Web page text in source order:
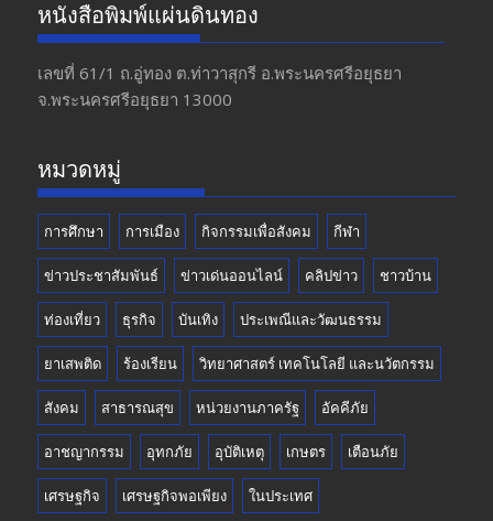
b
o
o
gr
a
m
er T
u
b
หนังสือพิมพ์แผ่นดินทอง
เลขที่ 61/1 ถ.อู่ทอง​ ต.​ท่าวาสุกรี​ อ.พระนครศรีอยุธยา​
จ.พระนครศรีอยุธยา 13000
หมวดหมู่
การศึกษา การเมือง กิจกรรมเพื่อสังคม กีฬา
ข่าวประชาสัมพันธ์ ข่าวเด่นออนไลน์ คลิปข่าว ชาวบ้าน
ท่องเที่ยว ธุรกิจ บันเทิง ประเพณีและวัฒนธรรม
ยาเสพติด ร้องเรียน วิทยาศาสตร์ เทคโนโลยี และนวัตกรรม
สังคม สาธารณสุข หน่วยงานภาครัฐ อัคคีภัย
อาชญากรรม อุทกภัย อุบัติเหตุ เกษตร เตือนภัย
เศรษฐกิจ เศรษฐกิจพอเพียง ในประเทศ